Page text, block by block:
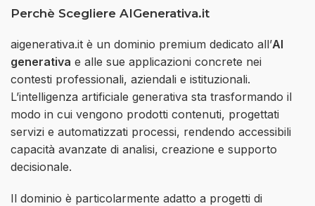
Perchè Scegliere AIGenerativa.it
aigenerativa.it è un dominio premium dedicato all’AI
generativa e alle sue applicazioni concrete nei
contesti professionali, aziendali e istituzionali.
L’intelligenza artificiale generativa sta trasformando il
modo in cui vengono prodotti contenuti, progettati
servizi e automatizzati processi, rendendo accessibili
capacità avanzate di analisi, creazione e supporto
decisionale.
Il dominio è particolarmente adatto a progetti di